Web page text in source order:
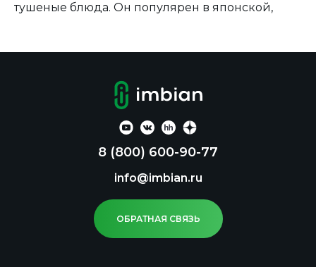
тушеные блюда. Он популярен в японской,
оттенком, ежовик гребенчатый может стать
хорошим дополнением к различным
кулинарным блюдам.
активной добавки к пище — источника
полисахаридов.
8 (800) 600-90-77
info@imbian.ru
ОБРАТНАЯ СВЯЗЬ